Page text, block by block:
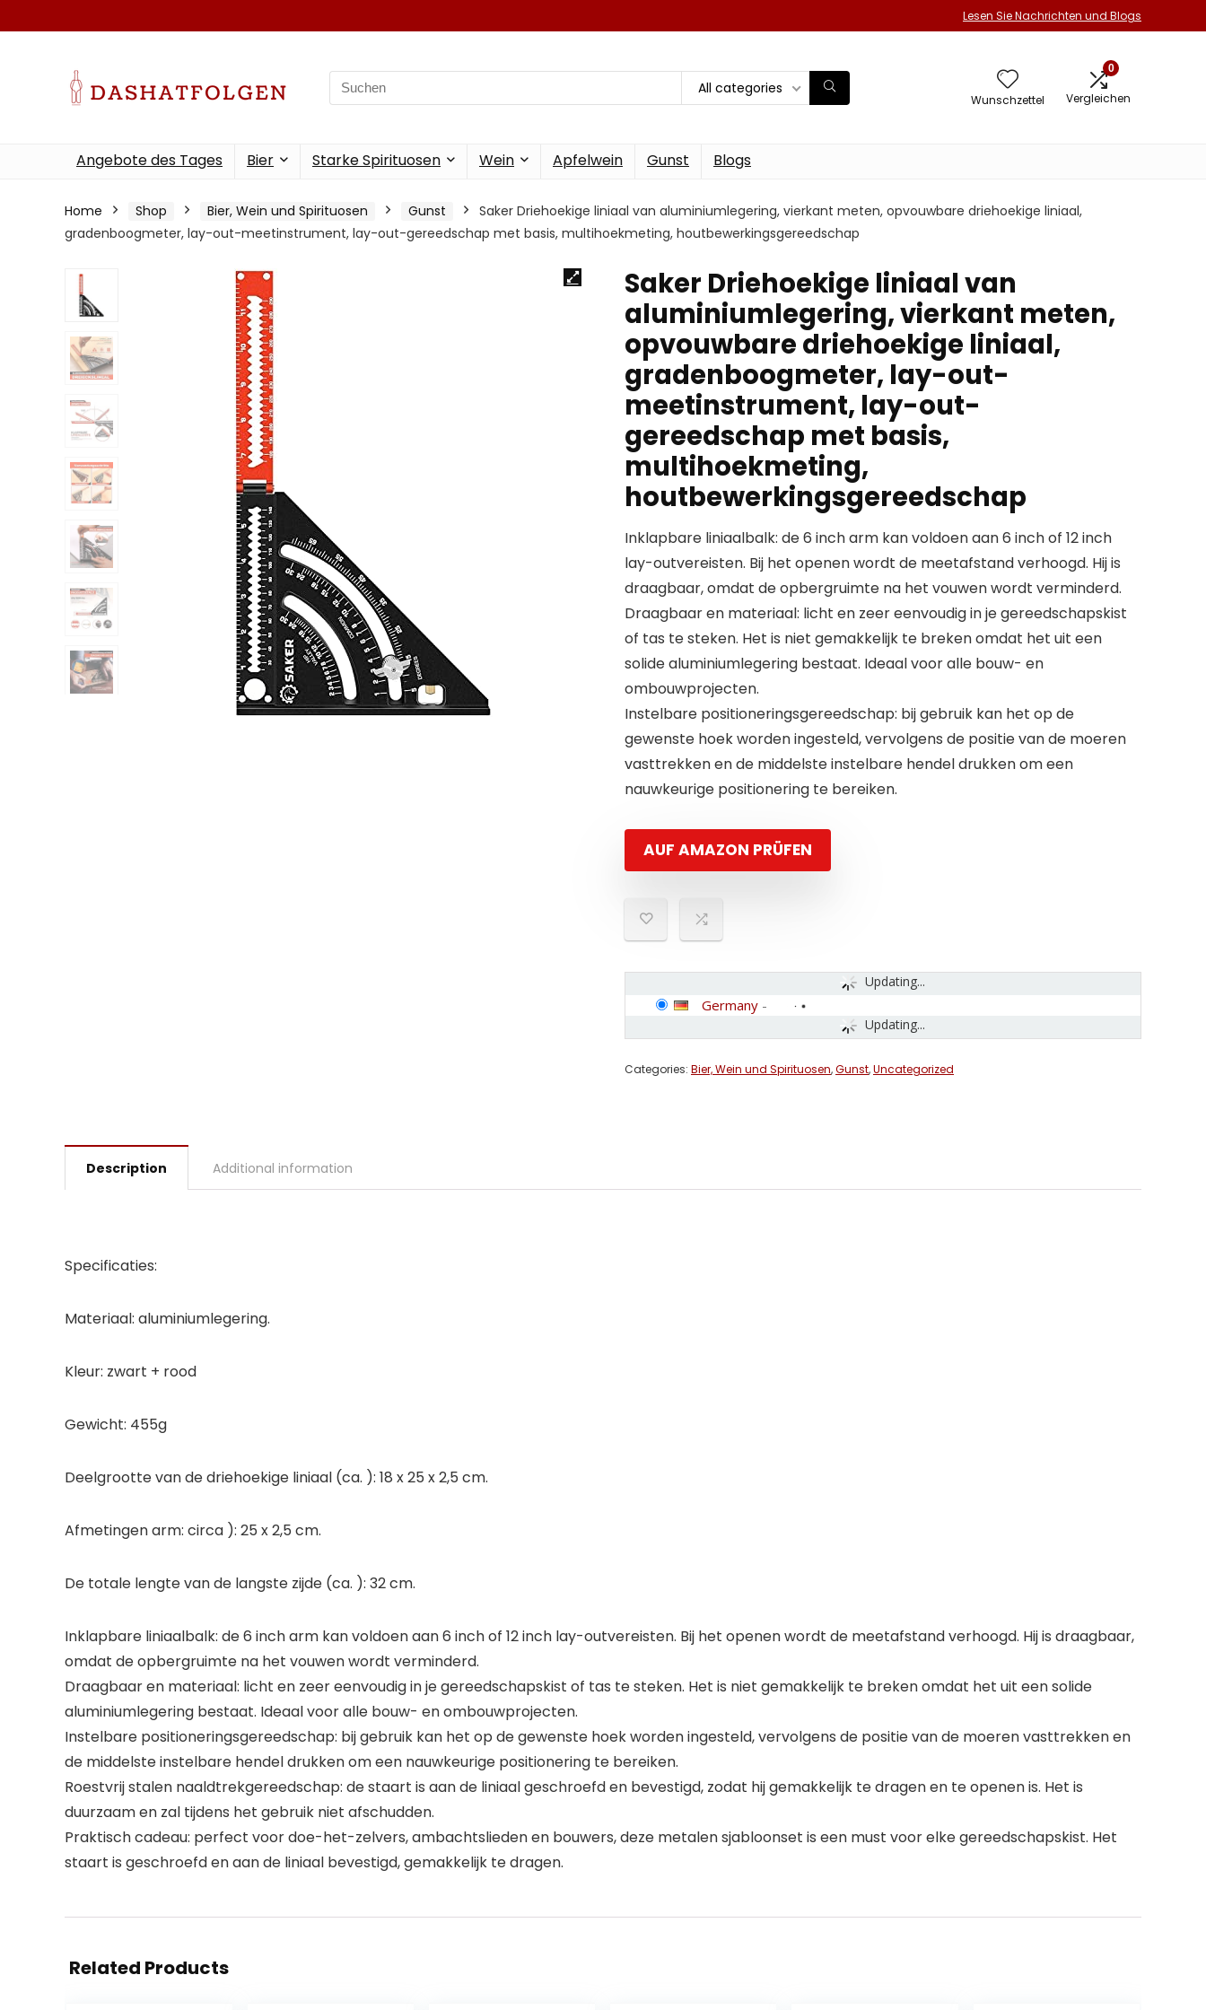
Lesen Sie Nachrichten und Blogs
Search
for:
All categories
Wunschzettel
0
Vergleichen
Angebote des Tages Bier Starke Spirituosen Wein Apfelwein Gunst Blogs
Home Shop Bier, Wein und Spirituosen Gunst
Saker Driehoekige liniaal van aluminiumlegering, vierkant meten, opvouwbare driehoekige liniaal,
gradenboogmeter, lay-out-meetinstrument, lay-out-gereedschap met basis, multihoekmeting, houtbewerkingsgereedschap
Saker Driehoekige liniaal van
aluminiumlegering, vierkant meten,
opvouwbare driehoekige liniaal,
gradenboogmeter, lay-out-
meetinstrument, lay-out-
gereedschap met basis,
multihoekmeting,
houtbewerkingsgereedschap
Inklapbare liniaalbalk: de 6 inch arm kan voldoen aan 6 inch of 12 inch
lay-outvereisten. Bij het openen wordt de meetafstand verhoogd. Hij is
draagbaar, omdat de opbergruimte na het vouwen wordt verminderd.
Draagbaar en materiaal: licht en zeer eenvoudig in je gereedschapskist
of tas te steken. Het is niet gemakkelijk te breken omdat het uit een
solide aluminiumlegering bestaat. Ideaal voor alle bouw- en
ombouwprojecten.
Instelbare positioneringsgereedschap: bij gebruik kan het op de
gewenste hoek worden ingesteld, vervolgens de positie van de moeren
vasttrekken en de middelste instelbare hendel drukken om een
nauwkeurige positionering te bereiken.
AUF AMAZON PRÜFEN
Updating...
Updating...
Germany -
Categories: Bier, Wein und Spirituosen,Gunst,Uncategorized
Description Additional information
Specificaties:
Materiaal: aluminiumlegering.
Kleur: zwart + rood
Gewicht: 455g
Deelgrootte van de driehoekige liniaal (ca. ): 18 x 25 x 2,5 cm.
Afmetingen arm: circa ): 25 x 2,5 cm.
De totale lengte van de langste zijde (ca. ): 32 cm.
Inklapbare liniaalbalk: de 6 inch arm kan voldoen aan 6 inch of 12 inch lay-outvereisten. Bij het openen wordt de meetafstand verhoogd. Hij is draagbaar,
omdat de opbergruimte na het vouwen wordt verminderd.
Draagbaar en materiaal: licht en zeer eenvoudig in je gereedschapskist of tas te steken. Het is niet gemakkelijk te breken omdat het uit een solide
aluminiumlegering bestaat. Ideaal voor alle bouw- en ombouwprojecten.
Instelbare positioneringsgereedschap: bij gebruik kan het op de gewenste hoek worden ingesteld, vervolgens de positie van de moeren vasttrekken en
de middelste instelbare hendel drukken om een nauwkeurige positionering te bereiken.
Roestvrij stalen naaldtrekgereedschap: de staart is aan de liniaal geschroefd en bevestigd, zodat hij gemakkelijk te dragen en te openen is. Het is
duurzaam en zal tijdens het gebruik niet afschudden.
Praktisch cadeau: perfect voor doe-het-zelvers, ambachtslieden en bouwers, deze metalen sjabloonset is een must voor elke gereedschapskist. Het
staart is geschroefd en aan de liniaal bevestigd, gemakkelijk te dragen.
Related Products